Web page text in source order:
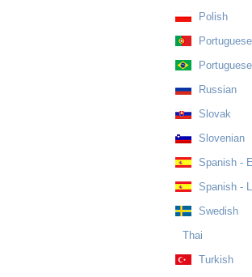
Polish
Portuguese
Russian
Slovak
Slovenian
Spanish -
Spanish -
Swedish
Thai
Turkish